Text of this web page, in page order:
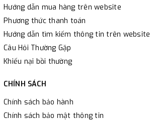
Hướng dẫn mua hàng trên website
Phương thức thanh toán
Hướng dẫn tìm kiếm thông tin trên website
Câu Hỏi Thường Gặp
Khiếu nại bồi thường
CHÍNH SÁCH
Chính sách bảo hành
Chính sách bảo mật thông tin